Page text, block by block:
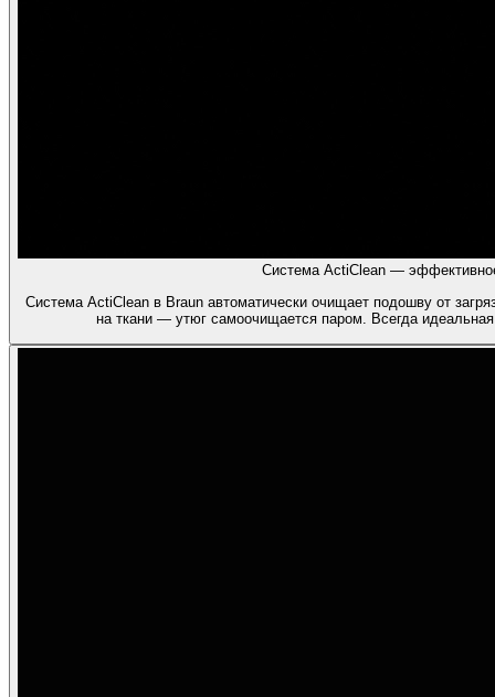
Система ActiClean —
Система ActiClean в Braun автоматически очищает подошву от
на ткани — утюг самоочищается паром. Всегда идеальная